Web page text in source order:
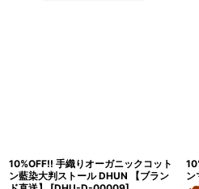
10%OFF!! 手織りオーガニックコット
ン藍染大判ストール DHUN 【ブラン
ン